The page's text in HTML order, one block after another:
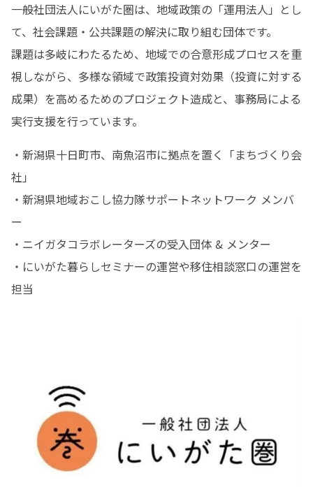
一般社団法人にいがた圏は、地域政策の「運用法人」とし
て、社会課題・公共課題の解決に取り組む団体です。
課題は多岐にわたるため、地域での合意形成プロセスを重
視しながら、多様な領域で政策投資対効果（投資に対する
成果）を高めるためのプロジェクト造成と、事務局による
実行支援を行っています。
・新潟県十日町市、南魚沼市に拠点を置く「まちづくり会
社」
・新潟県地域おこし協力隊サポートネットワーク メンバ
ー
・ニイガタコラボレーターズの受入団体 & メンター
・にいがた暮らしセミナーの運営や移住相談窓口の運営を
担当